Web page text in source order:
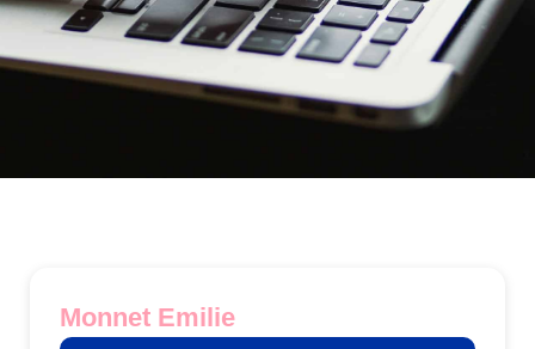
Monnet Emilie